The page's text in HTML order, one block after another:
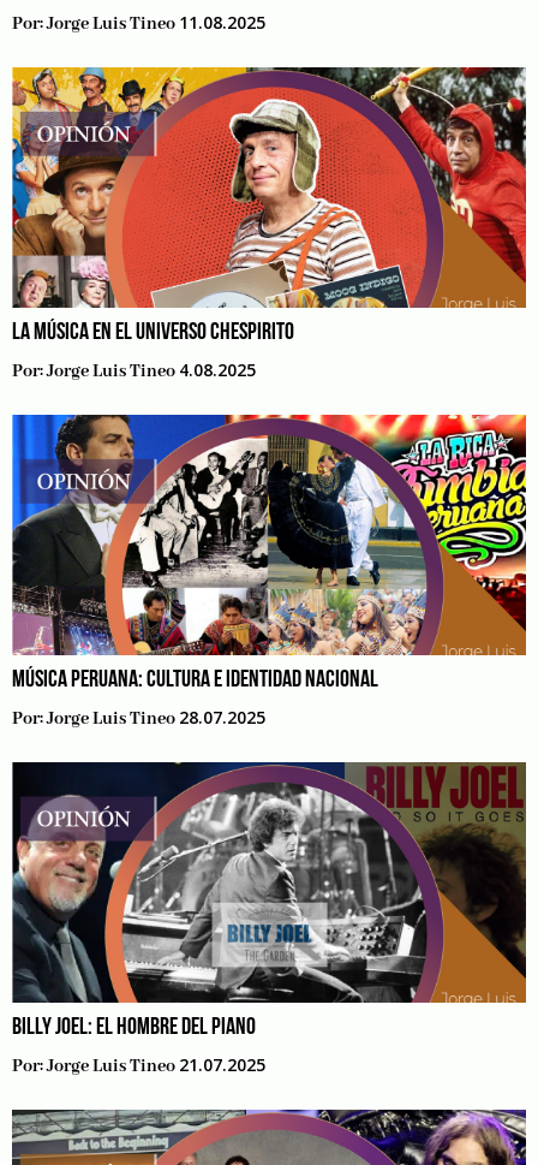
Por:Jorge Luis Tineo 11.08.2025
LA MÚSICA EN EL UNIVERSO CHESPIRITO
Por:Jorge Luis Tineo 4.08.2025
MÚSICA PERUANA: CULTURA E IDENTIDAD NACIONAL
Por:Jorge Luis Tineo 28.07.2025
BILLY JOEL: EL HOMBRE DEL PIANO
Por:Jorge Luis Tineo 21.07.2025